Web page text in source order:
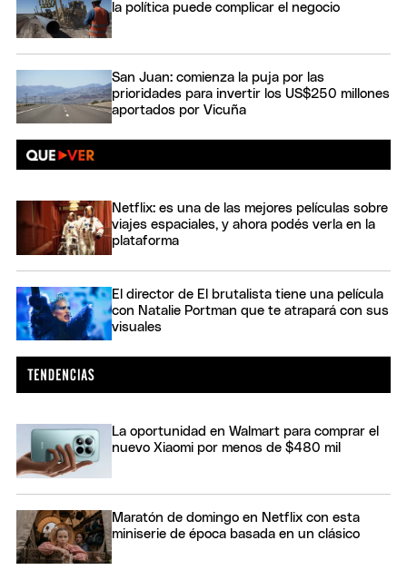
la política puede complicar el negocio
San Juan: comienza la puja por las
prioridades para invertir los US$250 millones
aportados por Vicuña
Netflix: es una de las mejores películas sobre
viajes espaciales, y ahora podés verla en la
plataforma
El director de El brutalista tiene una película
con Natalie Portman que te atrapará con sus
visuales
La oportunidad en Walmart para comprar el
nuevo Xiaomi por menos de $480 mil
Maratón de domingo en Netflix con esta
miniserie de época basada en un clásico